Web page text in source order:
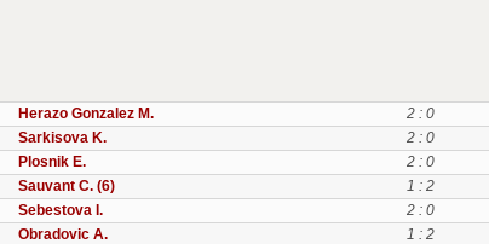
Herazo Gonzalez M.
2 : 0
Sarkisova K.
2 : 0
Plosnik E.
2 : 0
Sauvant C. (6)
1 : 2
Sebestova I.
2 : 0
Obradovic A.
1 : 2